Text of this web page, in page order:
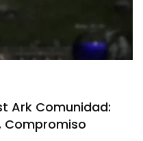
Ark Comunidad:
Compromiso